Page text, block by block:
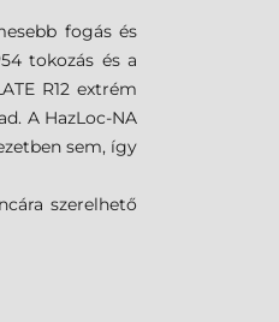
fogás és
tokozás és a
R12 extrém
A HazLoc-NA
sem, így
szerelhető